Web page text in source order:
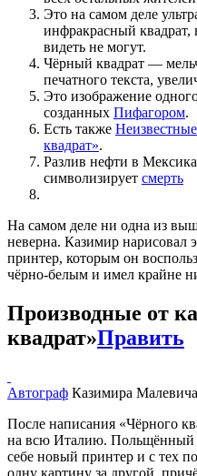
Это на самом деле
инфракрасный квадрат,
видеть не могут.
Чёрный квадрат —
печатного текста,
Это изображение
созданных Пифагором.
Есть также
квадрат».
Разлив нефти в
символизирует смерть
На самом деле ни одна из
неверна. Казимир нарисовал
принтер, которым он
чёрно-белым и имел крайне
Производные от
квадрат»Править
Автограф Казимира
После написания «Чёрного
на всю Италию. Польщённый
себе новый принтер и с тех